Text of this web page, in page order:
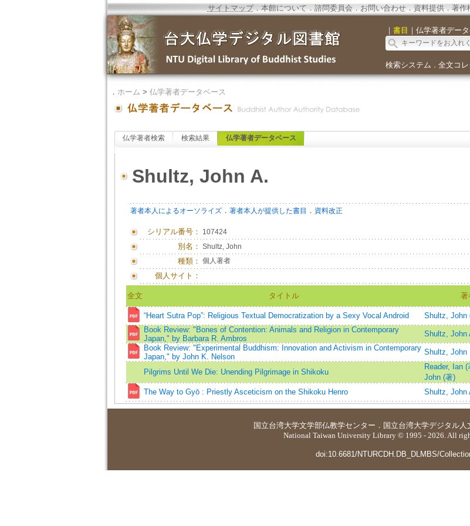
サイトマップ．本館について．諮問委員会． お問い合わせ． 資料提供．著作
｜ 書目 ｜ 仏学著者デー
検索システム ． 全文コ
． ホーム > 仏学著者データベース
仏学著者検索 検索結果 仏学著者データベース
Shultz, John A.
著者本人によるオーソライズ． 著者本人が提供した書目 ． 資料改正
シリアル番号： 107424
別名： Shultz, John
種類： 個人著者
個人サイト：
全文 タイトル 著
“Heart Sutra Pop”: Religious Textual Democratization by a Sexy Vocal Android
Shultz, John
Book Review: "Bones of Contention: Animals and Religion in Contemporary
Japan," by Barbara R. Ambros
Shultz, John
Book Review: "Experimental Buddhism: Innovation and Activism in Contemporary
Japan," by John K. Nelson
Shultz, John
Pilgrims Until We Die: Unending Pilgrimage in Shikoku
Reader, Ian (
John (著)
The Way to Gyō : Priestly Asceticism on the Shikoku Henro Shultz, John
国立台湾大学文学部仏教学センター ． 国立台湾大学デジタル
National Taiwan University Library © 1995 - 2026. All
doi:10.6681/NTURCDH.DB_DLMBS/